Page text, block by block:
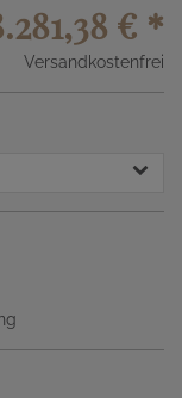
€ *
Versandkostenfrei